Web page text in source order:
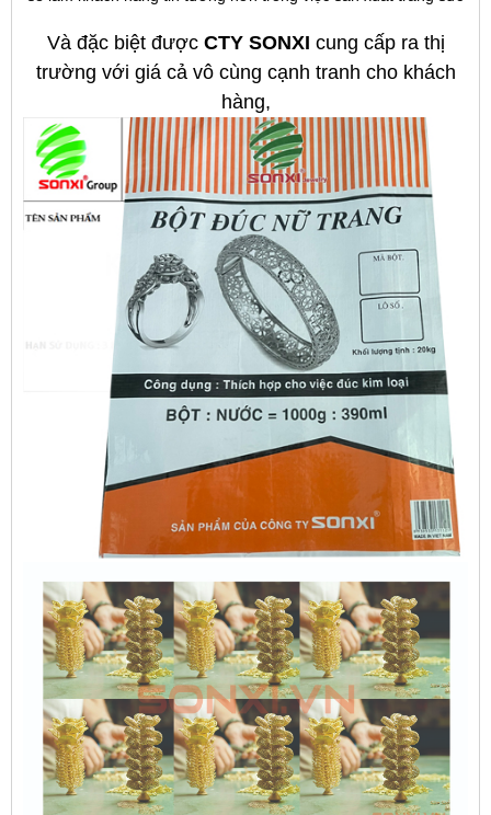
Và đặc biệt được CTY SONXI cung cấp ra thị
trường với giá cả vô cùng cạnh tranh cho khách
hàng,